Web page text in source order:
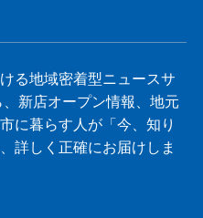
る地域密着型ニュースサ
新店オープン情報、地元
に暮らす人が「今、知り
詳しく正確にお届けしま